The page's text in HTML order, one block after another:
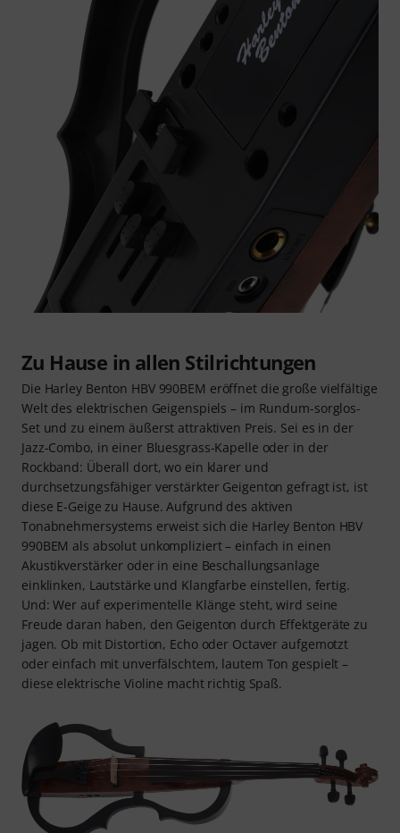
Zu Hause in allen Stilrichtungen
Die Harley Benton HBV 990BEM eröffnet die große vielfältige
Welt des elektrischen Geigenspiels – im Rundum-sorglos-
Set und zu einem äußerst attraktiven Preis. Sei es in der
Jazz-Combo, in einer Bluesgrass-Kapelle oder in der
Rockband: Überall dort, wo ein klarer und
durchsetzungsfähiger verstärkter Geigenton gefragt ist, ist
diese E-Geige zu Hause. Aufgrund des aktiven
Tonabnehmersystems erweist sich die Harley Benton HBV
990BEM als absolut unkompliziert – einfach in einen
Akustikverstärker oder in eine Beschallungsanlage
einklinken, Lautstärke und Klangfarbe einstellen, fertig.
Und: Wer auf experimentelle Klänge steht, wird seine
Freude daran haben, den Geigenton durch Effektgeräte zu
jagen. Ob mit Distortion, Echo oder Octaver aufgemotzt
oder einfach mit unverfälschtem, lautem Ton gespielt –
diese elektrische Violine macht richtig Spaß.